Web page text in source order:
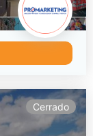
Cerrado